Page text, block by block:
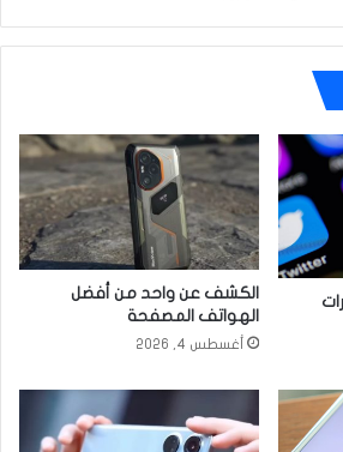
تغييرات
الكشف عن واحد من أفضل
الهواتف المصفحة
أغسطس 4, 2026